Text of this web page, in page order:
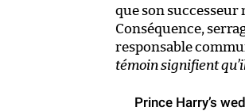
que son successeur
Conséquence,
responsable
témoin signifient
Prince Harry’s